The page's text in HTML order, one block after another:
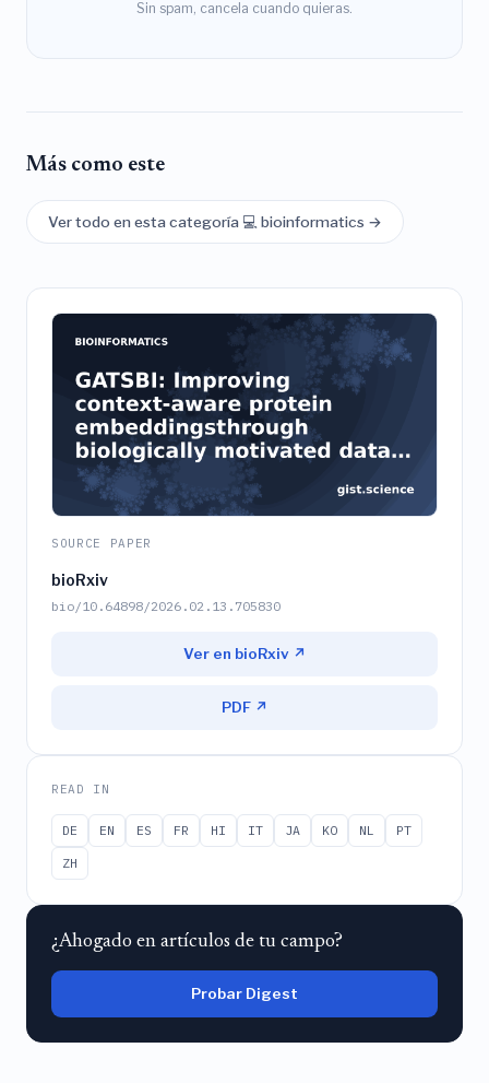
Sin spam, cancela cuando quieras.
Más como este
Ver todo en esta categoría 💻 bioinformatics →
SOURCE PAPER
bioRxiv
bio/10.64898/2026.02.13.705830
Ver en bioRxiv ↗
PDF ↗
READ IN
DE EN ES FR HI IT JA KO NL
PT
ZH
¿Ahogado en artículos de tu campo?
Probar Digest